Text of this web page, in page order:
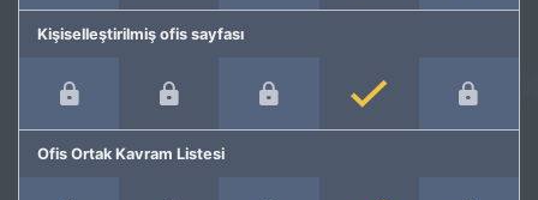
Kişiselleştirilmiş ofis sayfası
Ofis Ortak Kavram Listesi